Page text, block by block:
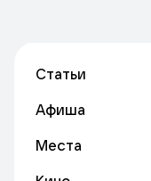
Статьи
Афиша
Места